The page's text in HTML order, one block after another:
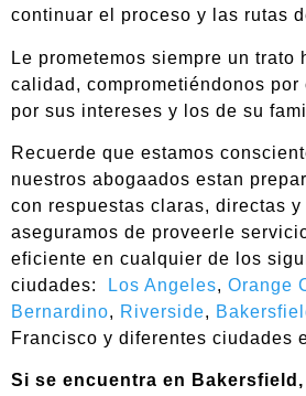
continuar el proceso y las rutas
Le prometemos siempre un trato
calidad, comprometiéndonos por
por sus intereses y los de su
Recuerde que estamos
nuestros abogaados estan
con respuestas claras, directas
aseguramos de proveerle
eficiente en cualquier de los
ciudades:
Los Angeles, Orange
Bernardino, Riverside,
Francisco y diferentes ciudades
Si se encuentra en